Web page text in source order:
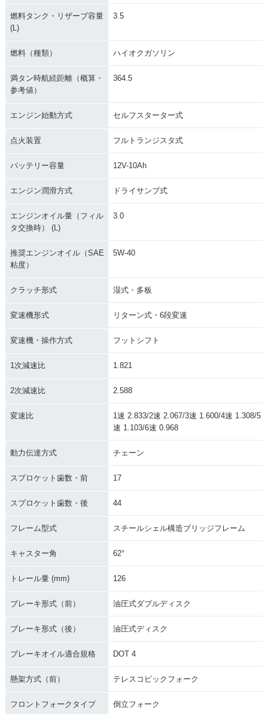
燃料タンク・リザーブ容量
(L)
3.5
燃料（種類） ハイオクガソリン
満タン時航続距離（概算・
参考値）
364.5
エンジン始動方式 セルフスターター式
点火装置 フルトランジスタ式
バッテリー容量 12V-10Ah
エンジン潤滑方式 ドライサンプ式
エンジンオイル量（フィル
タ交換時） (L)
3.0
推奨エンジンオイル（SAE
粘度）
5W-40
クラッチ形式 湿式・多板
変速機形式 リターン式・6段変速
変速機・操作方式 フットシフト
1次減速比 1.821
2次減速比 2.588
変速比
1速 2.833/2速 2.067/3速 1.600/4速 1.308/5
速 1.103/6速 0.968
動力伝達方式 チェーン
スプロケット歯数・前 17
スプロケット歯数・後 44
フレーム型式 スチールシェル構造ブリッジフレーム
キャスター角 62°
トレール量 (mm) 126
ブレーキ形式（前） 油圧式ダブルディスク
ブレーキ形式（後） 油圧式ディスク
ブレーキオイル適合規格 DOT 4
懸架方式（前） テレスコピックフォーク
フロントフォークタイプ 倒立フォーク